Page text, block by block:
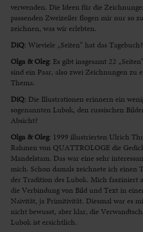
verwenden. Die Ideen für die
passenden Zweizeiler flogen mir nur so
zeichnen, was wir erlebten.
DiQ: Wieviele „Seiten“ hat das Tagebuch?
Olga & Oleg: Es gibt insgesamt 22
sind ein Paar, also zwei Zeichnungen zu
Thema.
DiQ: Die Illustrationen erinnern ein
sogenannten Lubok, den russischen
Absicht?
Olga & Oleg: 1999 illustrierten Ulrich
Rahmen von QUATTROLOGE die
Mandelstam. Das war eine sehr
mich. Schon damals zeichnete ich einen
der Tradition des Lubok. Mich fasziniert
die Verbindung von Bild und Text in
Naivität, ja Primitivität. Diesmal war es
nicht bewusst, aber klar, die
Lubok ist ersichtlich.